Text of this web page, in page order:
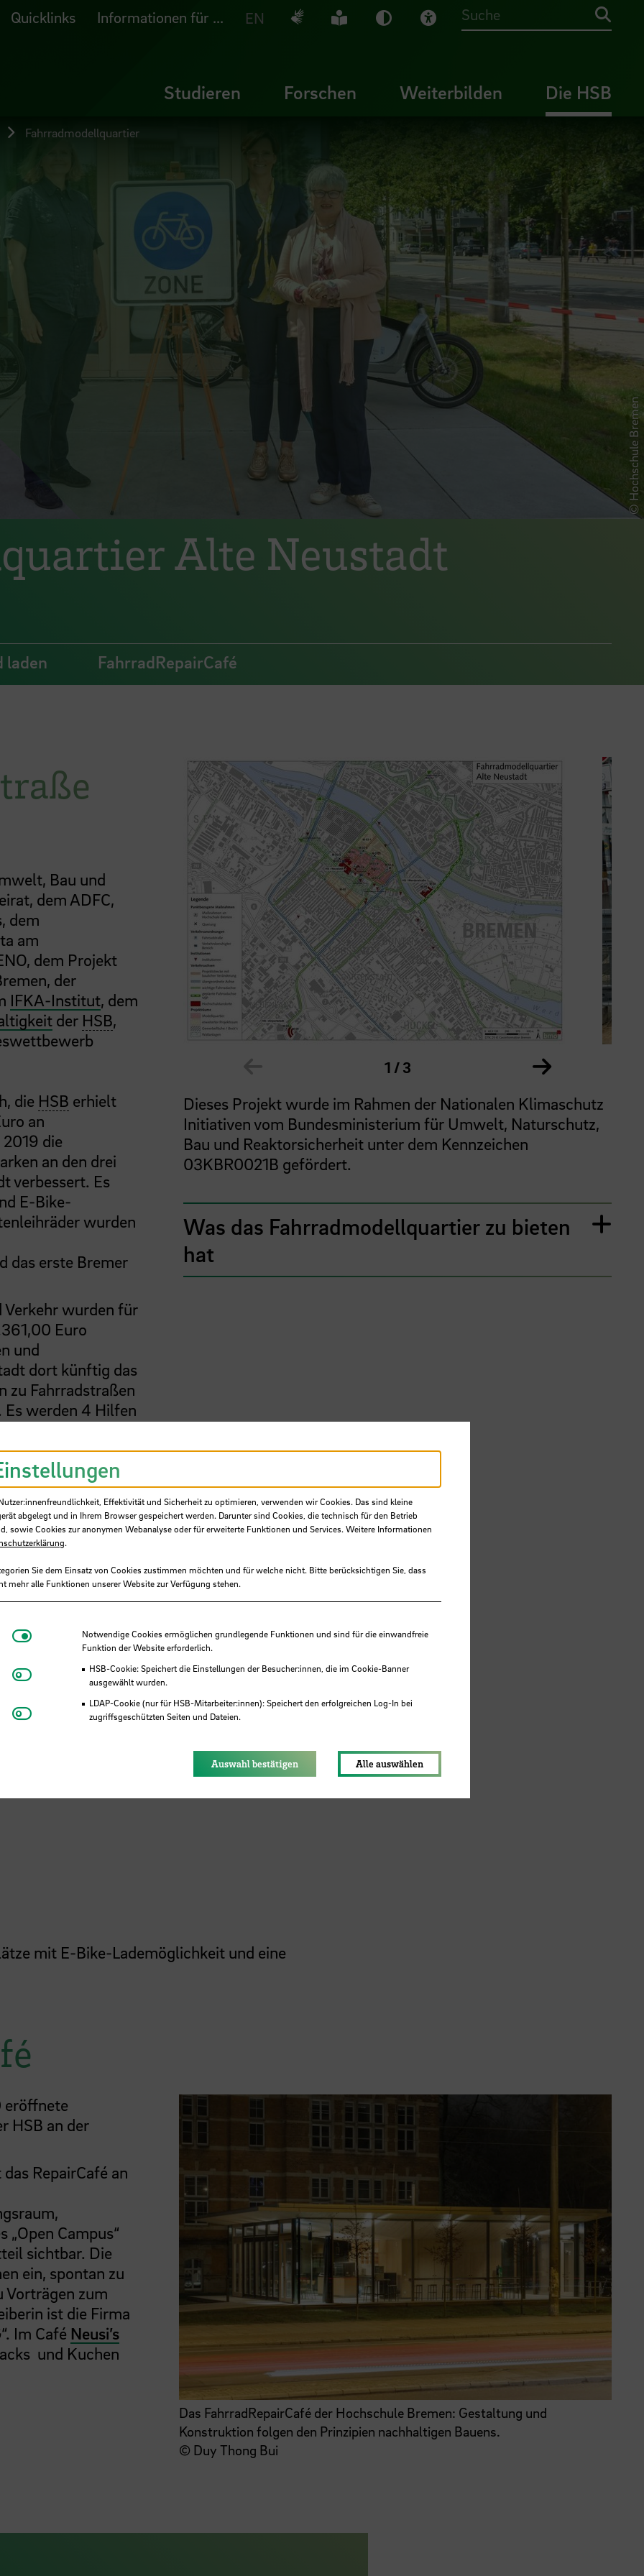
Quicklinks Informationen für ... EN Deutsche Gebärdensprache
Leichte Sprache
Dunkel-Modus
Visuelle Hilfe
Suche
Studieren Forschen Weiterbilden Die HSB
Fahrradmodellquartier
© Hochschule Bremen
Alte Neustadt
laden FahrradRepairCafé
Bau und
dem ADFC,
dem
am
dem Projekt
der
IFKA-Institut, dem
der HSB,
die HSB erhielt
an
die
an den drei
verbessert. Es
E-Bike-
wurden
das erste Bremer
wurden für
Euro
und
dort künftig das
zu Fahrradstraßen
Es werden 4 Hilfen
und
erhalten
gut befahrbaren
bis zum Campus
gefahrlos
Zeige vorheriges Element im Karussell Zeige
1 / 3
Dieses Projekt wurde im Rahmen der Nationalen Klimaschutz
Initiativen vom Bundesministerium für Umwelt, Naturschutz,
Bau und Reaktorsicherheit unter dem Kennzeichen
03KBR0021B gefördert.
Was das Fahrradmodellquartier zu bieten
hat
laden
Prozent)
mit E-Bike-Lademöglichkeit und eine
Das FahrradRepairCafé der Hochschule Bremen: Gestaltung und
Konstruktion folgen den Prinzipien nachhaltigen Bauens.
© Duy Thong Bui
eröffnete
HSB an der
RepairCafé an
„Open Campus“
sichtbar. Die
ein, spontan zu
Vorträgen zum
ist die Firma
Im Café Neusi’s
und Kuchen
Effektivität und Sicherheit zu optimieren, verwenden wir Cookies. Das sind kleine
abgelegt und in Ihrem Browser gespeichert werden. Darunter sind Cookies, die technisch für den Betrieb
sowie Cookies zur anonymen Webanalyse oder für erweiterte Funktionen und Services. Weitere Informationen
.
Sie dem Einsatz von Cookies zustimmen möchten und für welche nicht. Bitte berücksichtigen Sie, dass
mehr alle Funktionen unserer Website zur Verfügung stehen.
Notwendige CookiesNotwendige Cookies ermöglichen grundlegende Funktionen und sind für die einwandfreie
Funktion der Website erforderlich.
HSB-Cookie: Speichert die Einstellungen der Besucher:innen, die im Cookie-Banner
ausgewählt wurden.
LDAP-Cookie (nur für HSB-Mitarbeiter:innen): Speichert den erfolgreichen Log-In bei
zugriffsgeschützten Seiten und Dateien.
Matomo
Youtube
Auswahl bestätigen Alle auswählen